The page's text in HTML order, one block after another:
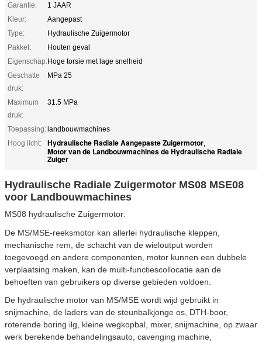
Garantie:
1 JAAR
Kleur:
Aangepast
Type:
Hydraulische Zuigermotor
Pakket:
Houten geval
Eigenschap:Hoge torsie met lage snelheid
Geschatte
druk:
MPa 25
Maximum
druk:
31.5 MPa
Toepassing:landbouwmachines
Hoog licht:
Hydraulische Radiale Aangepaste Zuigermotor,
Motor van de Landbouwmachines de Hydraulische Radiale
Zuiger
Hydraulische Radiale Zuigermotor MS08 MSE08
voor Landbouwmachines
MS08 hydraulische Zuigermotor:
De MS/MSE-reeksmotor kan allerlei hydraulische kleppen,
mechanische rem, de schacht van de wieloutput worden
toegevoegd en andere componenten, motor kunnen een dubbele
verplaatsing maken, kan de multi-functiescollocatie aan de
behoeften van gebruikers op diverse gebieden voldoen.
De hydraulische motor van MS/MSE wordt wijd gebruikt in
snijmachine, de laders van de steunbalkjonge os, DTH-boor,
roterende boring ilg, kleine wegkopbal, mixer, snijmachine, op zwaar
werk berekende behandelingsauto, cavenging machine,